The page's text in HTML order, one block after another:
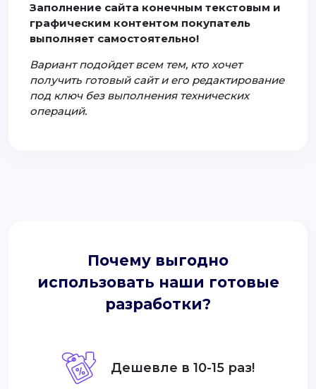
Заполнение сайта конечным текстовым и
графическим контентом покупатель
выполняет самостоятельно!
Вариант подойдет всем тем, кто хочет
получить готовый сайт и его редактирование
под ключ без выполнения технических
операций.
Почему выгодно
использовать наши готовые
разработки?
Дешевле в 10-15 раз!